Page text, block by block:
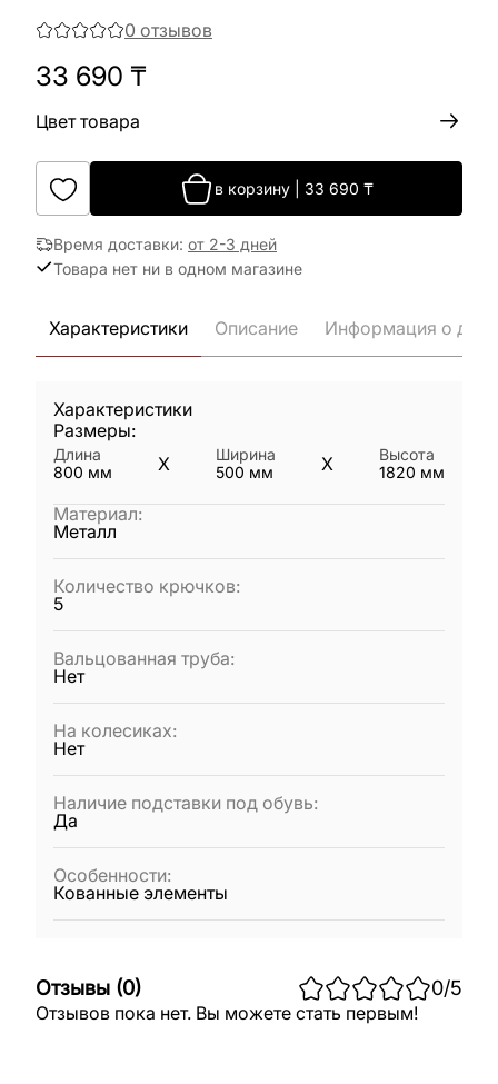
0 отзывов
33 690 ₸
Цвет товара
в корзину 33 690 ₸
Время доставки: от 2-3 дней
Товара нет ни в одном магазине
Характеристики Описание Информация о
Характеристики
Размеры:
Длина
800 мм X
Ширина
500 мм X
Высота
1820 мм
Материал:
Металл
Количество крючков:
5
Вальцованная труба:
Нет
На колесиках:
Нет
Наличие подставки под обувь:
Да
Особенности:
Кованные элементы
Отзывы (0) 0/5
Отзывов пока нет. Вы можете стать первым!